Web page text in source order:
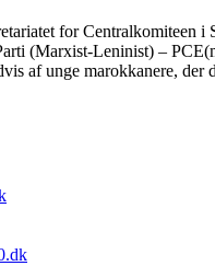
for Centralkomiteen i
(Marxist-Leninist) –
af unge marokkanere, der